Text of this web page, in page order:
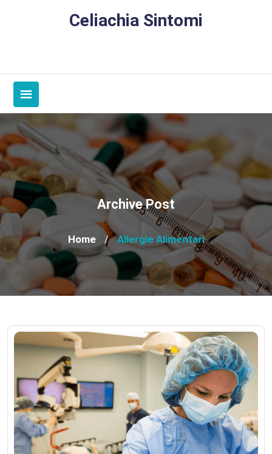
Celiachia Sintomi
Archive Post
Home / Allergie Alimentari